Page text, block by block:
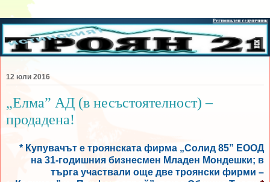
12 юли 2016
„Елма” АД (в несъстоятелност) –
продадена!
* Купувачът е троянската фирма „Солид 85” ЕООД
на 31-годишния бизнесмен Младен Мондешки; в
търга участвали още две троянски фирми –